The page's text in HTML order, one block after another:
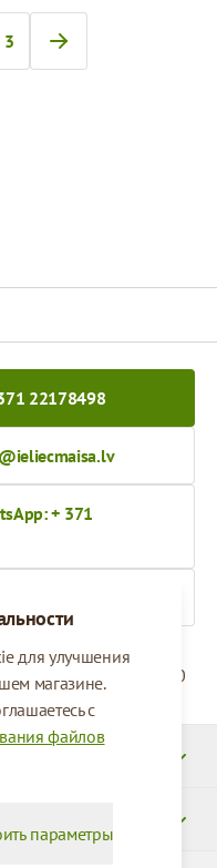
страницу
Страница
3
для улучшения
магазине.
с
файлов
параметры
22178498
+ 371
09:00 - 17:00